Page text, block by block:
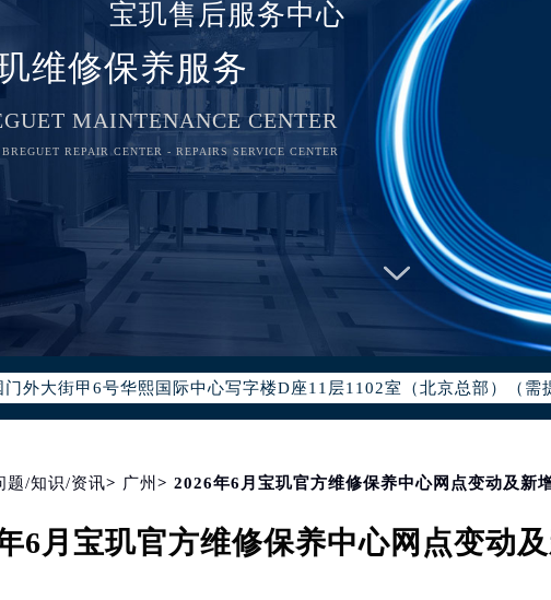
宝玑售后服务中心
维修保养服务
MAINTENANCE CENTER
REPAIR CENTER - REPAIRS SERVICE CENTER
区售后服务网络优化升级公告
官方售后客户服务热线：400-886-1507
服务热线400-886-1507，服务覆盖中国大陆、香港、澳门、台湾全部
后服务中心最新网点地址：
外大街甲6号华熙国际中心写字楼D座11层1102室（北京总部）（需
街1号东方广场写字楼W3座6层602室（需提前预约）
3号港汇中心写字楼2座37层3705室（需提前预约）
南路1号（新街口）南京中心写字楼22层C1-1室（需提前预约）
题/知识/资讯> 广州 > 2026年6月宝玑官方维修保养中心网点变动及新
6月宝玑官方维修保养中心网点变动